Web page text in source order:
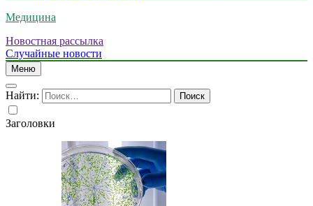
Медицина
Новостная рассылка
Случайные новости
Меню
Найти:
Заголовки